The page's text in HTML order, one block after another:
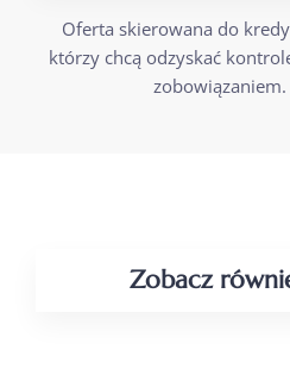
Oferta skierowana do
którzy chcą odzyskać
zobowiązaniem.
Zobacz